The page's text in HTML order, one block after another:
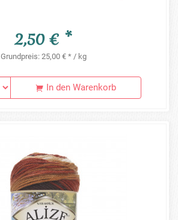
2,50 € *
Grundpreis: 25,00 € * / kg
In den Warenkorb